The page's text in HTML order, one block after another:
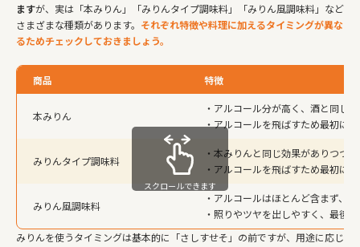
ますが、実は「本みりん」「みりんタイプ調味料」「みりん風調味料」など
さまざまな種類があります。 それぞれ特徴や料理に加えるタイミングが異な
るためチェックしておきましょう。
商品 特徴
本みりん
・アルコール分が高く、酒と同じ
・アルコールを飛ばすため最初に
みりんタイプ調味料
・本みりんと同じ効果がありつつ
・アルコールを飛ばすため最初に
みりん風調味料
・アルコールはほとんど含まず、
・照りやツヤを出しやすく、最後
スクロールできます
みりんを使うタイミングは基本的に「さしすせそ」の前ですが、用途に応じ